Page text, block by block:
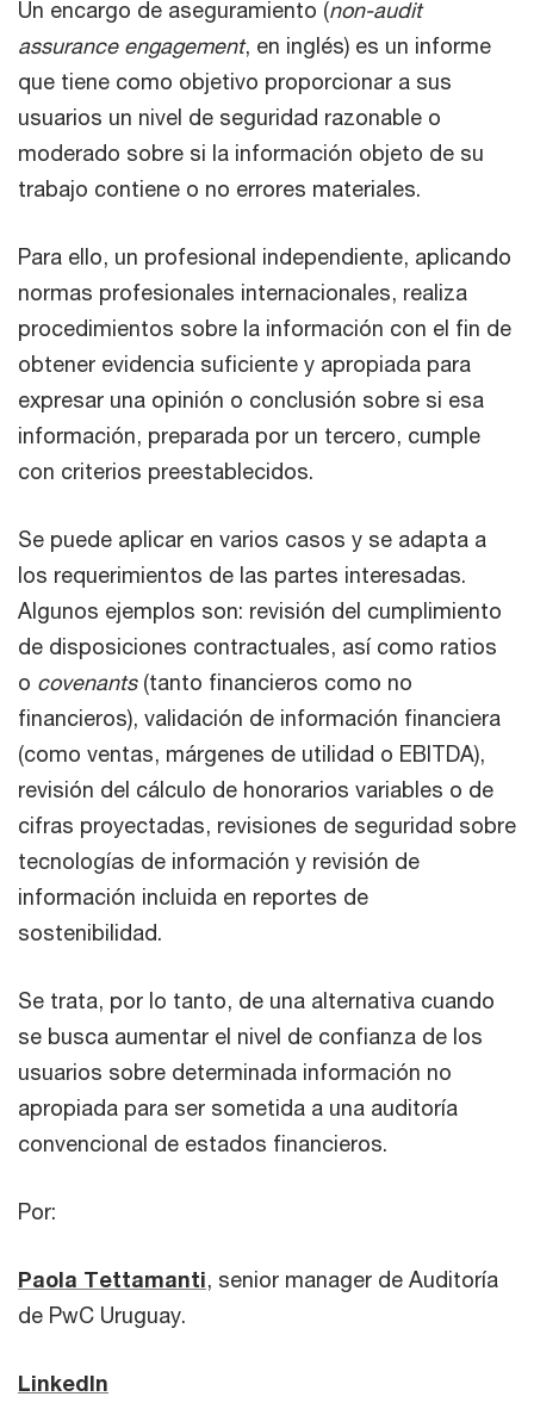
Un encargo de aseguramiento (non-audit
assurance engagement, en inglés) es un informe
que tiene como objetivo proporcionar a sus
usuarios un nivel de seguridad razonable o
moderado sobre si la información objeto de su
trabajo contiene o no errores materiales.
Para ello, un profesional independiente, aplicando
normas profesionales internacionales, realiza
procedimientos sobre la información con el fin de
obtener evidencia suficiente y apropiada para
expresar una opinión o conclusión sobre si esa
información, preparada por un tercero, cumple
con criterios preestablecidos.
Se puede aplicar en varios casos y se adapta a
los requerimientos de las partes interesadas.
Algunos ejemplos son: revisión del cumplimiento
de disposiciones contractuales, así como ratios
o covenants(tanto financieros como no
financieros), validación de información financiera
(como ventas, márgenes de utilidad o EBITDA),
revisión del cálculo de honorarios variables o de
cifras proyectadas, revisiones de seguridad sobre
tecnologías de información y revisión de
información incluida en reportes de
sostenibilidad.
Se trata, por lo tanto, de una alternativa cuando
se busca aumentar el nivel de confianza de los
usuarios sobre determinada información no
apropiada para ser sometida a una auditoría
convencional de estados financieros.
Por:
Paola Tettamanti, senior manager de Auditoría
de PwC Uruguay.
LinkedIn